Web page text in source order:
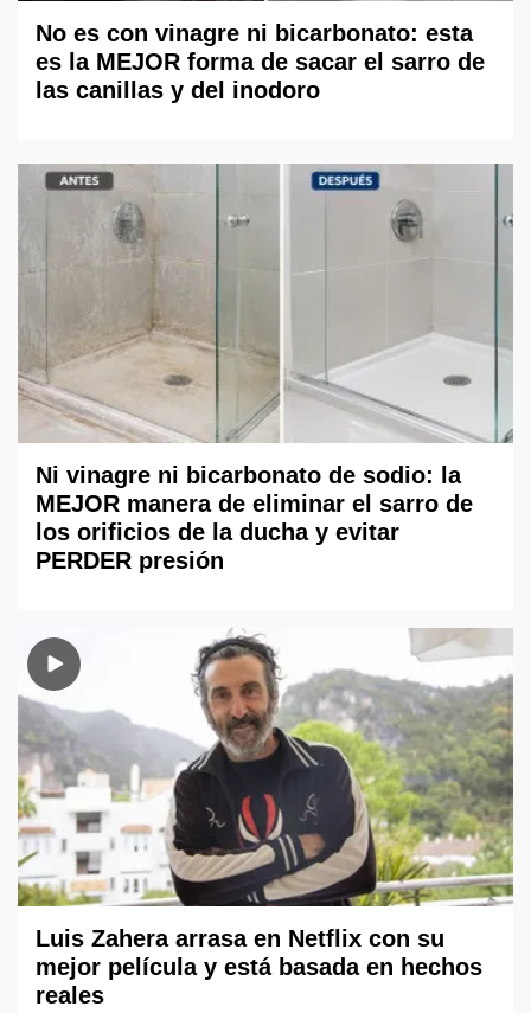
No es con vinagre ni bicarbonato: esta
es la MEJOR forma de sacar el sarro de
las canillas y del inodoro
Ni vinagre ni bicarbonato de sodio: la
MEJOR manera de eliminar el sarro de
los orificios de la ducha y evitar
PERDER presión
Luis Zahera arrasa en Netflix con su
mejor película y está basada en hechos
reales